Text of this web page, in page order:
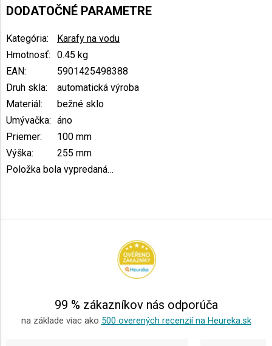
DODATOČNÉ PARAMETRE
Kategória:
Karafy na vodu
Hmotnosť:
0.45 kg
EAN:
5901425498388
Druh skla:
automatická výroba
Materiál:
bežné sklo
Umývačka: áno
Priemer:
100 mm
Výška:
255 mm
Položka bola vypredaná…
á
99 % zákazníkov nás odporúča
na základe viac ako 500 overených recenzií na Heureka.sk